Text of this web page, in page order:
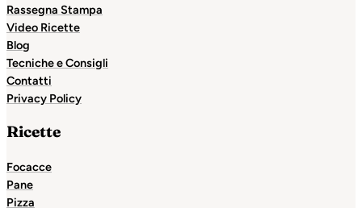
Rassegna Stampa
Video Ricette
Blog
Tecniche e Consigli
Contatti
Privacy Policy
Ricette
Focacce
Pane
Pizza